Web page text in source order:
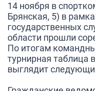
14 ноября в
Брянская, 5) в
государственных
области прошли
По итогам
турнирная таблица
выглядит